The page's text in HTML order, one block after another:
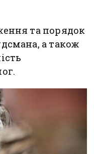
та порядок
а також